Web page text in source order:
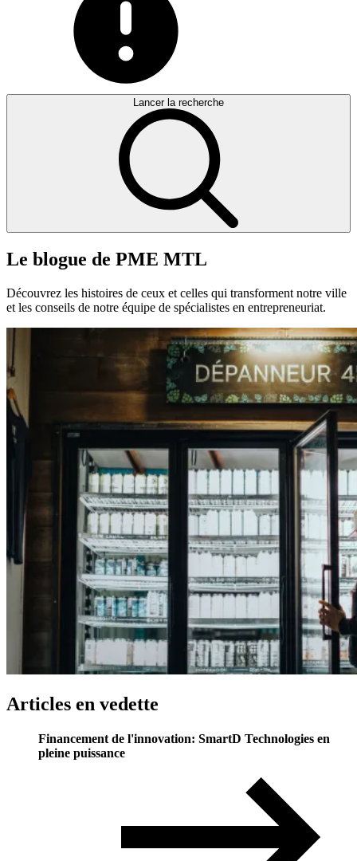
Lancer la recherche
Le blogue de PME MTL
Découvrez les histoires de ceux et celles qui transforment notre ville
et les conseils de notre équipe de spécialistes en entrepreneuriat.
Articles en vedette
Financement de l'innovation: SmartD Technologies en
pleine puissance